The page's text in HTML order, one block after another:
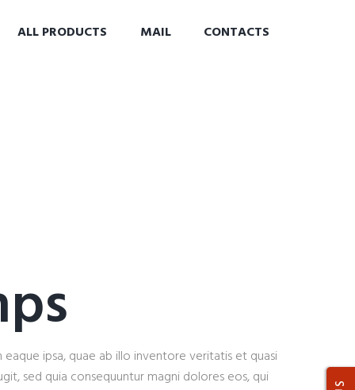
ALL PRODUCTS MAIL CONTACTS
ipsa, quae ab illo inventore veritatis et quasi
sed quia consequuntur magni dolores eos, qui